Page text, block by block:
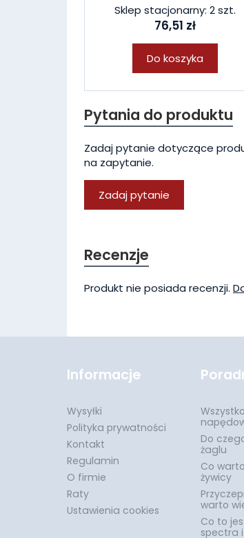
Sklep stacjonarny: 2 szt.
76,51 zł
Do koszyka
Pytania do produktu
Zadaj pytanie dotyczące
na zapytanie.
Zadaj pytanie
Recenzje
Produkt nie posiada recenzji.
Informacje
Wysyłki
Polityka prywatności
Kontakt
Regulamin
O firmie
Raty
Ustawienia cookies
Do
żaglu
Co
żywicy
warto
Co to
spectra